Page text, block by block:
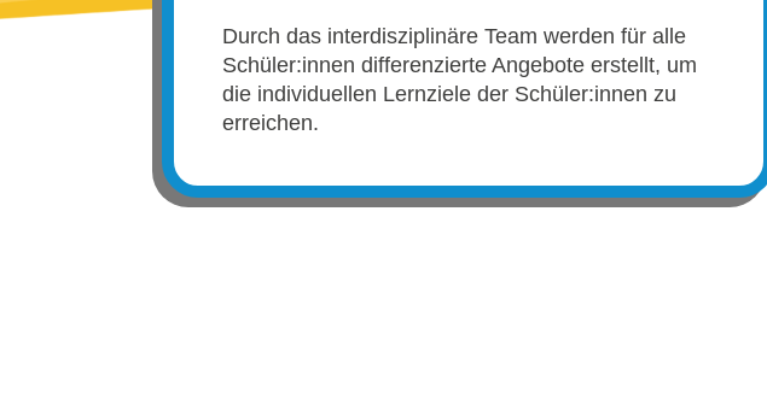
Durch das interdisziplinäre Team werden für alle
Schüler:innen differenzierte Angebote erstellt, um
die individuellen Lernziele der Schüler:innen zu
erreichen.